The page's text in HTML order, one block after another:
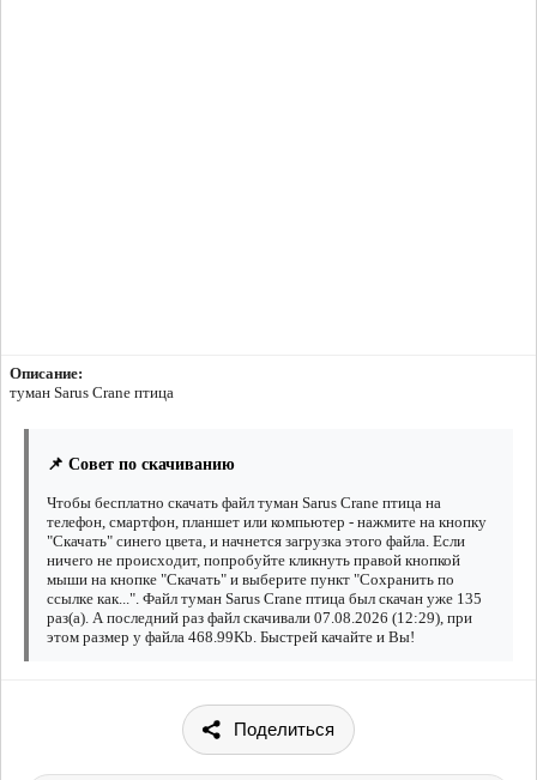
Описание:
туман Sarus Crane птица
📌 Совет по скачиванию
Чтобы бесплатно скачать файл туман Sarus Crane птица на
телефон, смартфон, планшет или компьютер - нажмите на кнопку
"Скачать" синего цвета, и начнется загрузка этого файла. Если
ничего не происходит, попробуйте кликнуть правой кнопкой
мыши на кнопке "Скачать" и выберите пункт "Сохранить по
ссылке как...". Файл туман Sarus Crane птица был скачан уже 135
раз(а). А последний раз файл скачивали 07.08.2026 (12:29), при
этом размер у файла 468.99Kb. Быстрей качайте и Вы!
Поделиться